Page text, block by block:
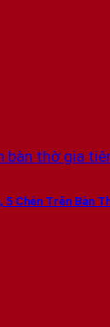
5 Chén Trên Bàn